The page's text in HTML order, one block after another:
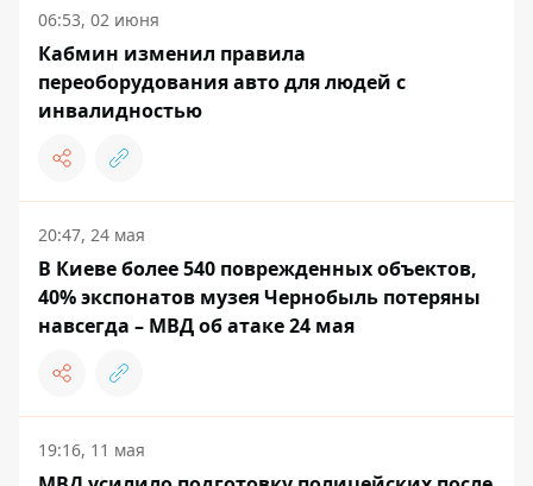
06:53, 02 июня
Кабмин изменил правила
переоборудования авто для людей с
инвалидностью
20:47, 24 мая
В Киеве более 540 поврежденных объектов,
40% экспонатов музея Чернобыль потеряны
навсегда – МВД об атаке 24 мая
19:16, 11 мая